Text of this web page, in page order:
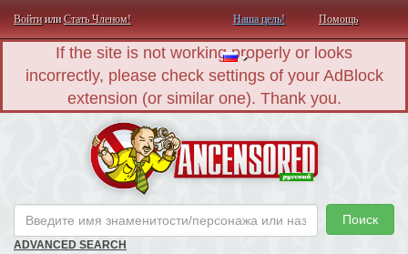
ВойтиилиСтать Членом! Наша цель! Помощь
If the site is not working properly or looks
incorrectly, please check settings of your AdBlock
extension (or similar one). Thank you.
Поиск
ADVANCED SEARCH